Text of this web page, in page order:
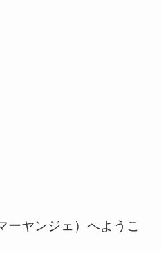
ーヤンジェ）へようこ